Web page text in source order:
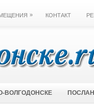
» КОНТАКТ
ВОЛГОДОНСКЕ